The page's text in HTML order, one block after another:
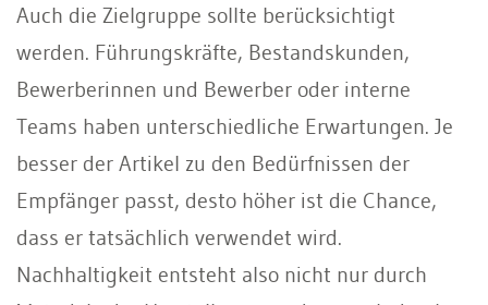
Auch die Zielgruppe sollte berücksichtigt
werden. Führungskräfte, Bestandskunden,
Bewerberinnen und Bewerber oder interne
Teams haben unterschiedliche Erwartungen. Je
besser der Artikel zu den Bedürfnissen der
Empfänger passt, desto höher ist die Chance,
dass er tatsächlich verwendet wird.
Nachhaltigkeit entsteht also nicht nur durch